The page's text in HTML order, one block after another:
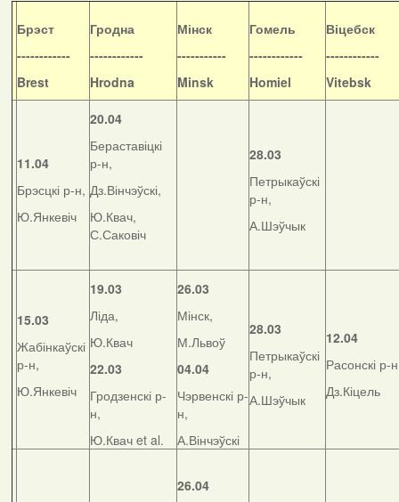
Брэст
------------
Brest
Гродна
------------
Hrodna
Мінск
-----------
Minsk
Гомель
------------
Homiel
Віцебск
------------
Vitebsk
11.04
Брэсцкі р-н,
Ю.Янкевіч
20.04
Бераставіцкі
р-н,
Дз.Вінчэўскі,
Ю.Квач,
С.Саковіч
28.03
Петрыкаўскі
р-н,
А.Шэўчык
15.03
Жабінкаўскі
р-н,
Ю.Янкевіч
19.03
Ліда,
Ю.Квач
22.03
Гродзенскі р-
н,
Ю.Квач et al.
26.03
Мінск,
М.Львоў
04.04
Чэрвенскі р-
н,
А.Вінчэўскі
28.03
Петрыкаўскі
р-н,
А.Шэўчык
12.04
Расонскі р-
Дз.Кіцель
26.04